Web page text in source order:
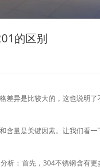
的区别
差异是比较大的，这也说明了
含量是关键因素。让我们看
析：首先，304不锈钢含有